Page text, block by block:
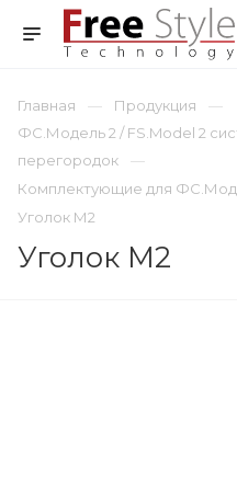
Главная
Продукция
ФС.Модель 2 / FS.Model 2
перегородок
Комплектующие для
Уголок М2
Уголок М2